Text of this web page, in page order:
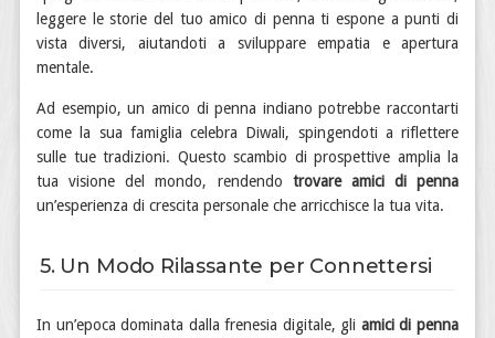
leggere le storie del tuo amico di penna ti espone a punti di
vista diversi, aiutandoti a sviluppare empatia e apertura
mentale.
Ad esempio, un amico di penna indiano potrebbe raccontarti
come la sua famiglia celebra Diwali, spingendoti a riflettere
sulle tue tradizioni. Questo scambio di prospettive amplia la
tua visione del mondo, rendendo trovare amici di penna
un’esperienza di crescita personale che arricchisce la tua vita.
5. Un Modo Rilassante per Connettersi
In un’epoca dominata dalla frenesia digitale, gli amici di penna